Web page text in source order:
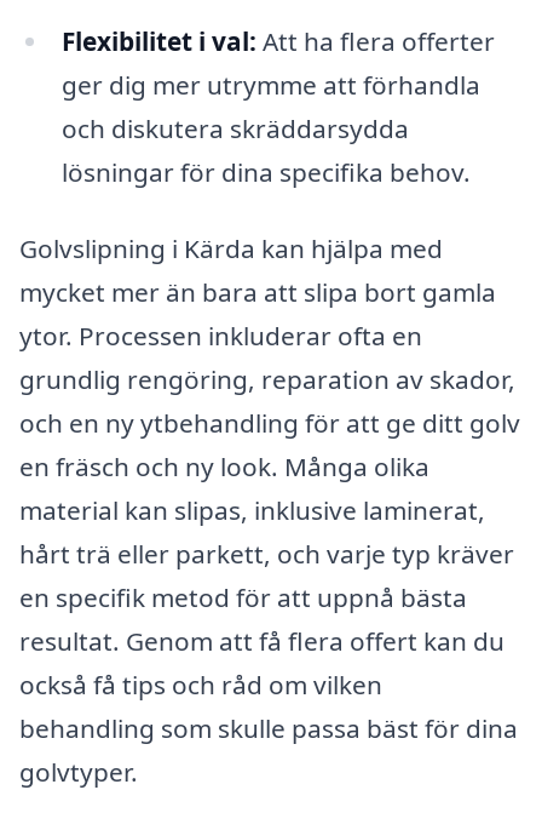
Flexibilitet i val: Att ha flera offerter
ger dig mer utrymme att förhandla
och diskutera skräddarsydda
lösningar för dina specifika behov.
Golvslipning i Kärda kan hjälpa med
mycket mer än bara att slipa bort gamla
ytor. Processen inkluderar ofta en
grundlig rengöring, reparation av skador,
och en ny ytbehandling för att ge ditt golv
en fräsch och ny look. Många olika
material kan slipas, inklusive laminerat,
hårt trä eller parkett, och varje typ kräver
en specifik metod för att uppnå bästa
resultat. Genom att få flera offert kan du
också få tips och råd om vilken
behandling som skulle passa bäst för dina
golvtyper.